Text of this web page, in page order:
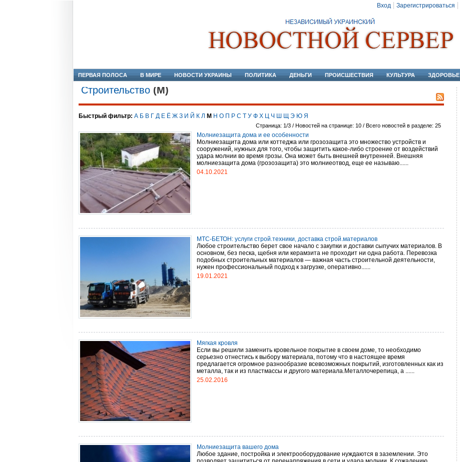
Вход Зарегистрироваться
ПЕРВАЯ ПОЛОСА В МИРЕ НОВОСТИ УКРАИНЫ ПОЛИТИКА ДЕНЬГИ ПРОИСШЕСТВИЯ КУЛЬТУРА ЗДОРОВЬЕ
Строительство (М)
Быстрый фильтр: А Б В Г Д Е Ё Ж З И Й К Л М Н О П Р С Т У Ф Х Ц Ч Ш Щ Э Ю Я
Страница: 1/3 / Новостей на странице: 10 / Всего новостей в разделе: 25
Молниезащита дома и ее особенности
Молниезащита дома или коттеджа или грозозащита это множество устройств и
сооружений, нужных для того, чтобы защитить какое-либо строение от воздействий
удара молнии во время грозы. Она может быть внешней внутренней. Внешняя
молниезащита дома (грозозащита) это молниеотвод, еще ее называю......
04.10.2021
МТС-БЕТОН: услуги строй.техники, доставка строй.материалов
Любое строительство берет свое начало с закупки и доставки сыпучих материалов. В
основном, без песка, щебня или керамзита не проходит ни одна работа. Перевозка
подобных строительных материалов — важная часть строительной деятельности,
нужен профессиональный подход к загрузке, оперативно......
19.01.2021
Мягкая кровля
Если вы решили заменить кровельное покрытие в своем доме, то необходимо
серьезно отнестись к выбору материала, потому что в настоящее время
предлагается огромное разнообразие всевозможных покрытий, изготовленных как из
металла, так и из пластмассы и другого материала.Металлочерепица, а ......
25.02.2016
Молниезащита вашего дома
Любое здание, постройка и электрооборудование нуждаются в заземлении. Это